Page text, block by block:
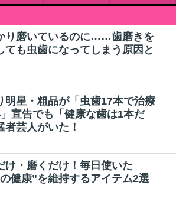
り磨いているのに……歯磨きを
ても虫歯になってしまう原因と
明星・粗品が「虫歯17本で治療
宣告でも「健康な歯は1本だ
者芸人がいた！
け・磨くだけ！毎日使いた
健康”を維持するアイテム2選